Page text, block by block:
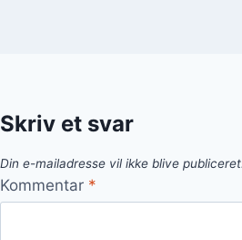
Skriv et svar
Din e-mailadresse vil ikke blive
Kommentar *